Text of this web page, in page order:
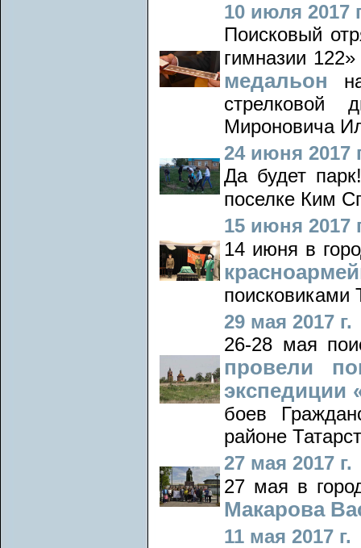
10 июля 2017
Поисковый
гимназии
медальон
стрелковой
Мироновича
24 июня 2017
Да будет
поселке Ким
15 июня 2017
14 июня в
поисковиками
29 мая 2017 г.
26-28 мая
провели
экспедиции
боев
районе
27 мая 2017 г.
27 мая в
Макарова
11 мая 2017 г.